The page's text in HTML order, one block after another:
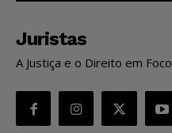
Juristas
A Justiça e o Direito em Foco